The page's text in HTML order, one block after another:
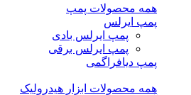
همه محصولات پمپ
پمپ ایرلس
پمپ ایرلس بادی
پمپ ایرلس برقی
پمپ دیافراگمی
همه محصولات ابزار هیدرولیک